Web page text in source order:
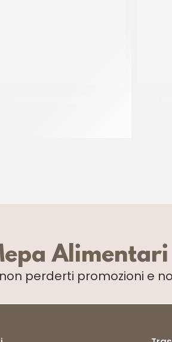
Alimentari
perderti promozioni e